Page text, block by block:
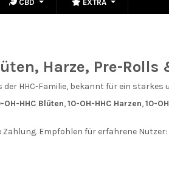
CBD EXTRA
Harze, Pre-
der HHC-Familie, bekannt für ein
OH-HHC Blüten,10-OH-HHC Harzen,10-
Empfohlen für erfahrene